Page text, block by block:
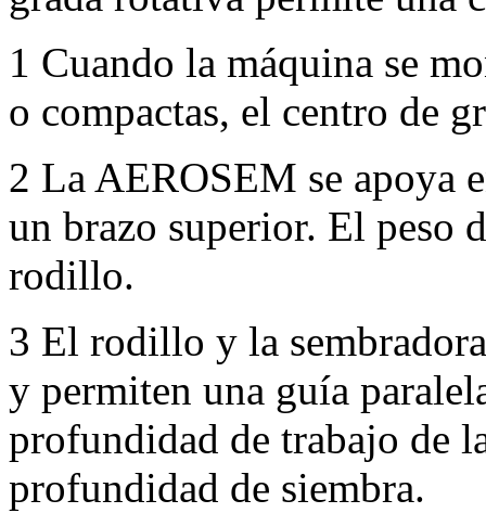
1 Cuando la máquina se
o compactas, el centro de
2 La AEROSEM se apoya
un brazo superior. El peso
rodillo.
3 El rodillo y la
y permiten una guía
profundidad de trabajo de
profundidad de siembra.